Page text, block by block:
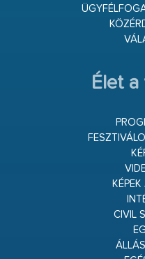
Élet a
CIVIL